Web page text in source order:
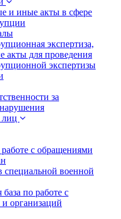
и иные акты в сфере
экспертиза,
акты для проведения
экспертизы
за
с обращениями
специальной военной
по работе с
организаций